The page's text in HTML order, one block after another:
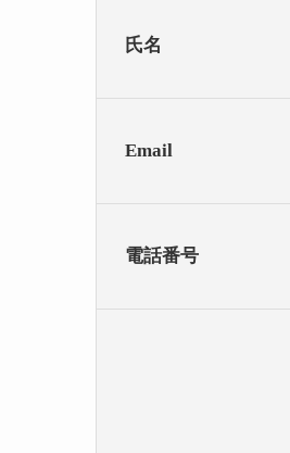
氏名
Email
電話番号